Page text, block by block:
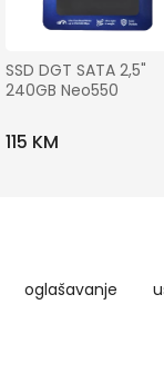
SSD DGT SATA 2,5"
240GB Neo550
115 KM
oglašavanje